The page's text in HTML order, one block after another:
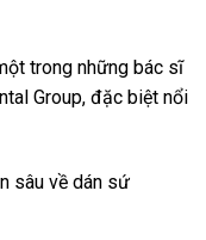
trong những bác sĩ
Group, đặc biệt nổi
sâu về dán sứ